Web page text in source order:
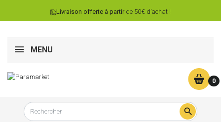
Livraison offerte à partirde 50€ d’achat !
MENU
0
